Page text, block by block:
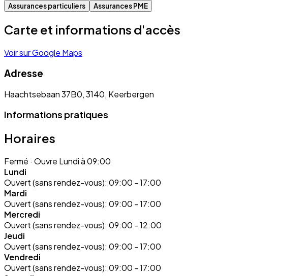
Assurances particuliers Assurances PME
Carte et informations d'accès
Voir sur Google Maps
Adresse
Haachtsebaan 37B0, 3140, Keerbergen
Informations pratiques
Horaires
Fermé · Ouvre Lundi à 09:00
Lundi
Ouvert (sans rendez-vous): 09:00 - 17:00
Mardi
Ouvert (sans rendez-vous): 09:00 - 17:00
Mercredi
Ouvert (sans rendez-vous): 09:00 - 12:00
Jeudi
Ouvert (sans rendez-vous): 09:00 - 17:00
Vendredi
Ouvert (sans rendez-vous): 09:00 - 17:00